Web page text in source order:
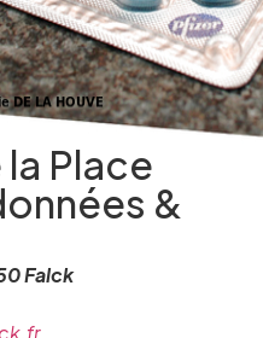
Place
&
Falck